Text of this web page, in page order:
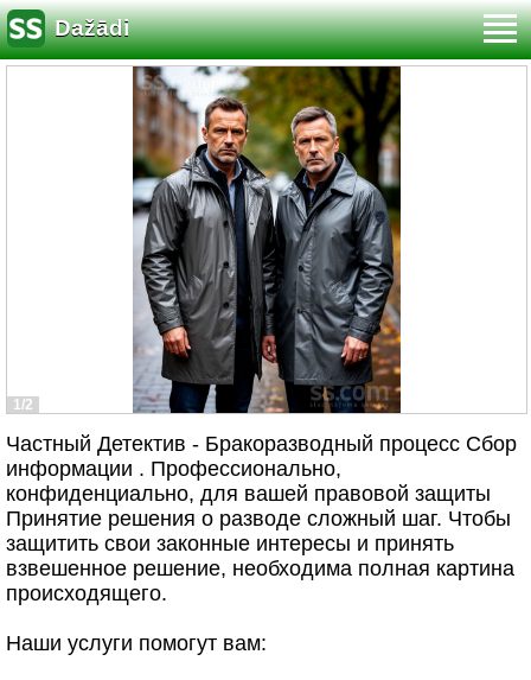
Dažādi
1/2
Частный Детектив - Бракоразводный процесс Сбор
информации . Профессионально,
конфиденциально, для вашей правовой защиты
Принятие решения о разводе сложный шаг. Чтобы
защитить свои законные интересы и принять
взвешенное решение, необходима полная картина
происходящего.
Наши услуги помогут вам: